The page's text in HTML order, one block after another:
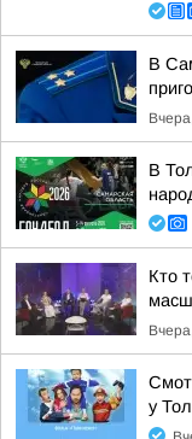
В
В
Кто
у